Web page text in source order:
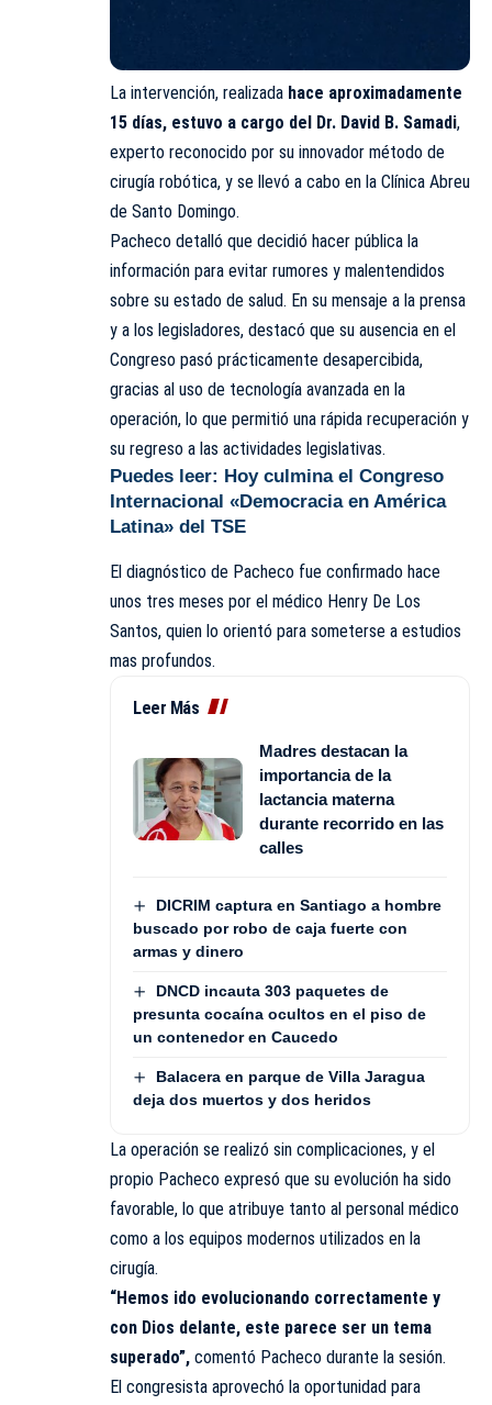
La intervención, realizada hace aproximadamente
15 días, estuvo a cargo del Dr. David B. Samadi,
experto reconocido por su innovador método de
cirugía robótica, y se llevó a cabo en la Clínica Abreu
de Santo Domingo.
Pacheco detalló que decidió hacer pública la
información para evitar rumores y malentendidos
sobre su estado de salud. En su mensaje a la prensa
y a los legisladores, destacó que su ausencia en el
Congreso pasó prácticamente desapercibida,
gracias al uso de tecnología avanzada en la
operación, lo que permitió una rápida recuperación y
su regreso a las actividades legislativas.
Puedes leer: Hoy culmina el Congreso
Internacional «Democracia en América
Latina» del TSE
El diagnóstico de Pacheco fue confirmado hace
unos tres meses por el médico Henry De Los
Santos, quien lo orientó para someterse a estudios
mas profundos.
Leer Más
Madres destacan la
importancia de la
lactancia materna
durante recorrido en las
calles
DICRIM captura en Santiago a hombre
buscado por robo de caja fuerte con
armas y dinero
DNCD incauta 303 paquetes de
presunta cocaína ocultos en el piso de
un contenedor en Caucedo
Balacera en parque de Villa Jaragua
deja dos muertos y dos heridos
La operación se realizó sin complicaciones, y el
propio Pacheco expresó que su evolución ha sido
favorable, lo que atribuye tanto al personal médico
como a los equipos modernos utilizados en la
cirugía.
“Hemos ido evolucionando correctamente y
con Dios delante, este parece ser un tema
superado”, comentó Pacheco durante la sesión.
El congresista aprovechó la oportunidad para